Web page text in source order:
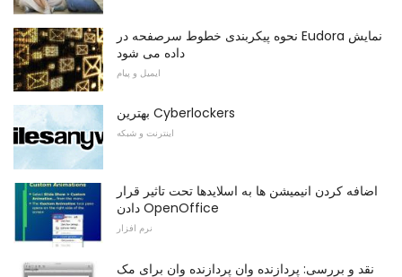
نحوه پیکربندی خطوط سرصفحه در Eudora نمایش
داده می شود
ایمیل و پیام
بهترین Cyberlockers
اینترنت و شبکه
اضافه کردن انیمیشن ها به اسلایدها تحت تاثیر قرار
دادن OpenOffice
نرم افزار
نقد و بررسی: پردازنده وان پردازنده وان برای مک